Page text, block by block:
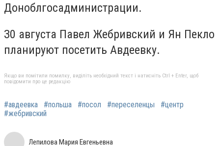
Доноблгосадминистрации.
З0 августа Павел Жебривский и Ян Пекло
планируют посетить Авдеевку.
Якщо ви помітили помилку, виділіть необхідний текст і натисніть Ctrl + Enter, щоб
повідомити про це редакцію
#авдеевка #польша #посол #переселенцы
#центр
#жебривский
Лепилова Мария Евгеньевна